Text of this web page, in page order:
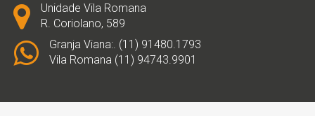
Unidade Vila Romana
R. Coriolano, 589
Granja Viana:. (11) 91480.1793
Vila Romana (11) 94743.9901